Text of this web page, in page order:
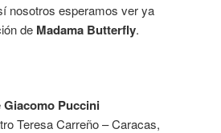
nosotros esperamos ver ya
de Madama Butterfly.
Giacomo Puccini
Teresa Carreño – Caracas,